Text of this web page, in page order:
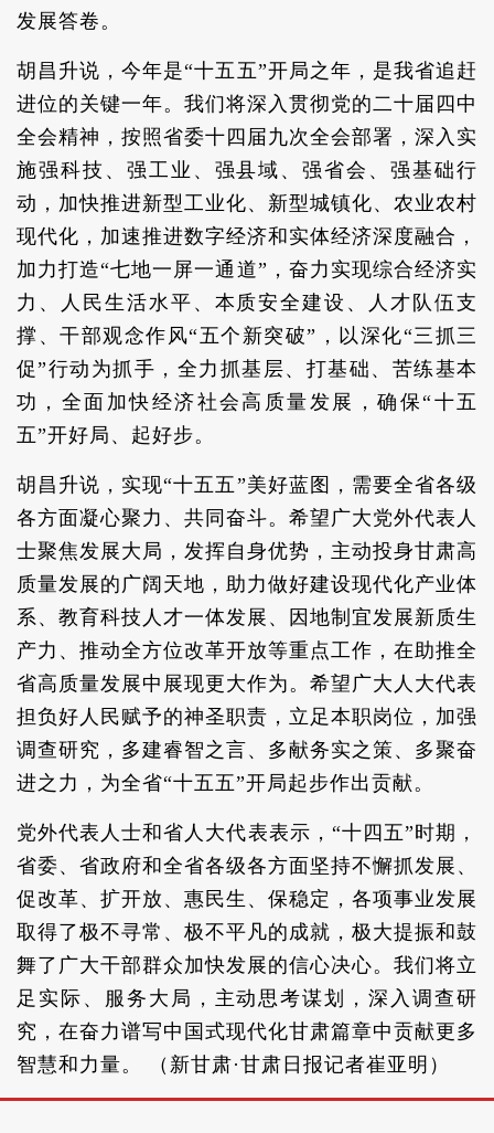
发展答卷。
胡昌升说，今年是“十五五”开局之年，是我省追赶
进位的关键一年。我们将深入贯彻党的二十届四中
全会精神，按照省委十四届九次全会部署，深入实
施强科技、强工业、强县域、强省会、强基础行
动，加快推进新型工业化、新型城镇化、农业农村
现代化，加速推进数字经济和实体经济深度融合，
加力打造“七地一屏一通道”，奋力实现综合经济实
力、人民生活水平、本质安全建设、人才队伍支
撑、干部观念作风“五个新突破”，以深化“三抓三
促”行动为抓手，全力抓基层、打基础、苦练基本
功，全面加快经济社会高质量发展，确保“十五
五”开好局、起好步。
胡昌升说，实现“十五五”美好蓝图，需要全省各级
各方面凝心聚力、共同奋斗。希望广大党外代表人
士聚焦发展大局，发挥自身优势，主动投身甘肃高
质量发展的广阔天地，助力做好建设现代化产业体
系、教育科技人才一体发展、因地制宜发展新质生
产力、推动全方位改革开放等重点工作，在助推全
省高质量发展中展现更大作为。希望广大人大代表
担负好人民赋予的神圣职责，立足本职岗位，加强
调查研究，多建睿智之言、多献务实之策、多聚奋
进之力，为全省“十五五”开局起步作出贡献。
党外代表人士和省人大代表表示，“十四五”时期，
省委、省政府和全省各级各方面坚持不懈抓发展、
促改革、扩开放、惠民生、保稳定，各项事业发展
取得了极不寻常、极不平凡的成就，极大提振和鼓
舞了广大干部群众加快发展的信心决心。我们将立
足实际、服务大局，主动思考谋划，深入调查研
究，在奋力谱写中国式现代化甘肃篇章中贡献更多
智慧和力量。 （新甘肃·甘肃日报记者崔亚明）